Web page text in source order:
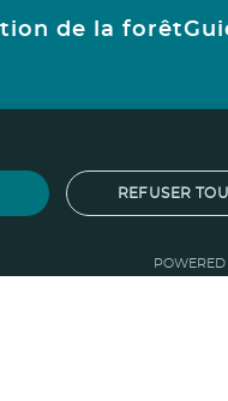
de la forêt
REFUSER